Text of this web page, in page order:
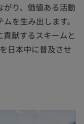
がり、価値ある活動
を生み出します。
献するスキームと
日本中に普及させ
新しいタブで開く